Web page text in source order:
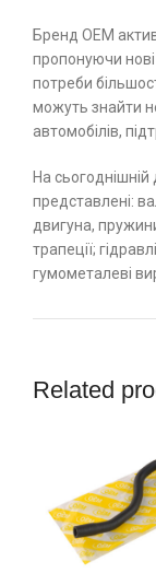
Бренд ОЕМ
пропонуючи
потреби
можуть знайти
автомобілів,
На
представлені:
двигуна,
трапеції;
гумометалеві
Related